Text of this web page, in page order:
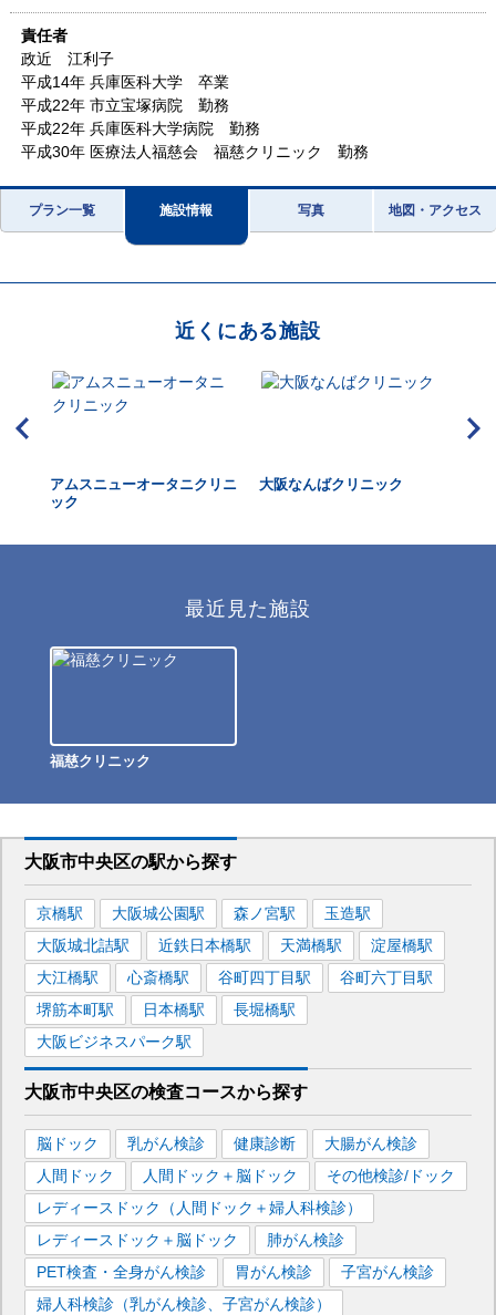
責任者
政近 江利子
平成14年 兵庫医科大学 卒業
平成22年 市立宝塚病院 勤務
平成22年 兵庫医科大学病院 勤務
平成30年 医療法人福慈会 福慈クリニック 勤務
プラン一覧 施設情報 写真 地図・アクセス
近くにある施設
アムスニューオータニクリニ
ック
大阪なんばクリニック
最近見た施設
福慈クリニック
大阪市中央区の駅から探す
京橋駅 大阪城公園駅 森ノ宮駅 玉造駅
大阪城北詰駅 近鉄日本橋駅 天満橋駅 淀屋橋駅
大江橋駅 心斎橋駅 谷町四丁目駅 谷町六丁目駅
堺筋本町駅 日本橋駅 長堀橋駅
大阪ビジネスパーク駅
大阪市中央区の検査コースから探す
脳ドック 乳がん検診 健康診断
大腸がん検診
人間ドック
人間ドック＋脳ドック
その他検診/ドック
レディースドック（人間ドック＋婦人科検診）
レディースドック＋脳ドック
肺がん検診
PET検査・全身がん検診
胃がん検診
子宮がん検診
婦人科検診（乳がん検診、子宮がん検診）